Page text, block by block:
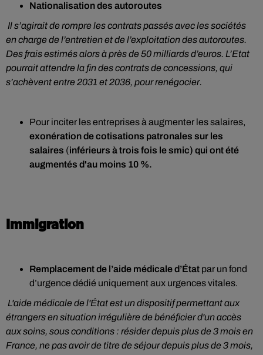
Nationalisation des autoroutes
Il s’agirait de rompre les contrats passés avec les sociétés
en charge de l’entretien et de l’exploitation des autoroutes.
Des frais estimés alors à près de 50 milliards d’euros. L’Etat
pourrait attendre la fin des contrats de concessions, qui
s’achèvent entre 2031 et 2036, pour renégocier.
Pour inciter les entreprises à augmenter les salaires,
exonération de cotisations patronales sur les
salaires (inférieurs à trois fois le smic) qui ont été
augmentés d'au moins 10 %.
Immigration
Remplacement de l’aide médicale d’État par un fond
d’urgence dédié uniquement aux urgences vitales.
L'aide médicale de l'État est un dispositif permettant aux
étrangers en situation irrégulière de bénéficier d'un accès
aux soins, sous conditions : résider depuis plus de 3 mois en
France, ne pas avoir de titre de séjour depuis plus de 3 mois,